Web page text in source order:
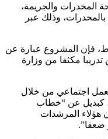
المخدرات والجريمة،
وذلك عبر
فإن المشروع عبارة عن
تدريبا مكثفا من وزارة
اجتماعي من خلال
كبديل عن “خطاب
هؤلاء المرشدات
ضعفا”.